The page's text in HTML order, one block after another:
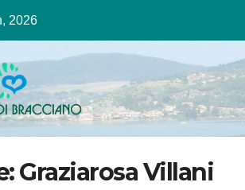
2026
Graziarosa Villani